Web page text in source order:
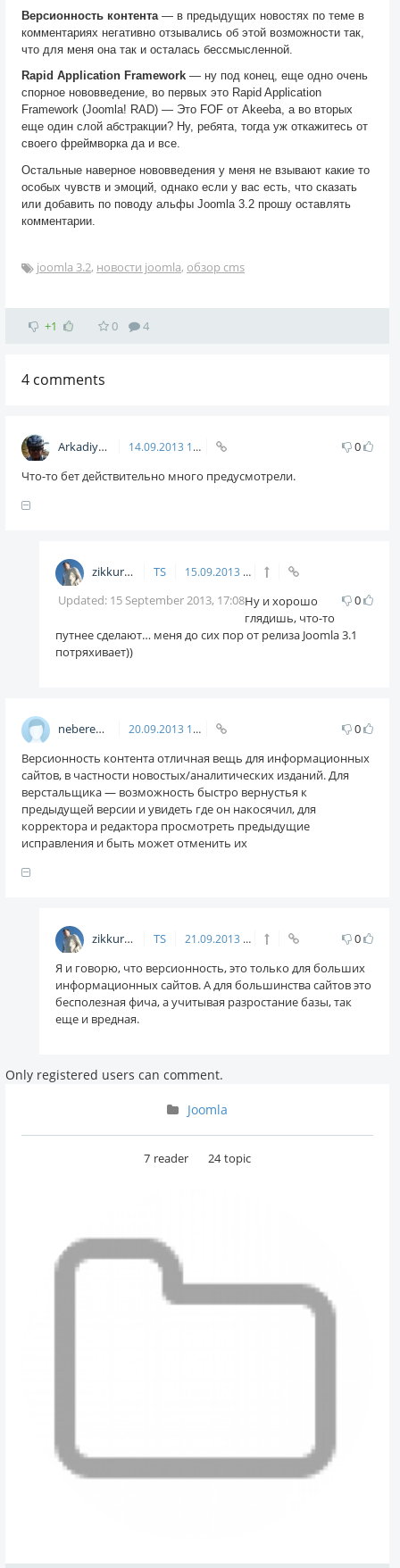
Версионность контента — в предыдущих новостях по теме в
комментариях негативно отзывались об этой возможности так,
что для меня она так и осталась бессмысленной.
Rapid Application Framework — ну под конец, еще одно очень
спорное нововведение, во первых это Rapid Application
Framework (Joomla! RAD) — Это FOF от Akeeba, а во вторых
еще один слой абстракции? Ну, ребята, тогда уж откажитесь от
своего фреймворка да и все.
Остальные наверное нововведения у меня не взывают какие то
особых чувств и эмоций, однако если у вас есть, что сказать
или добавить по поводу альфы Joomla 3.2 прошу оставлять
комментарии.
joomla 3.2, новости joomla, обзор cms
+1 0 4
4 comments
Arkadiy 14.09.2013 19:34
0
Что-то бет действительно много предусмотрели.
zikkuratvk TS 15.09.2013 17:08
Updated: 15 September 2013, 17:08 0
Ну и хорошо
глядишь, что-то
путнее сделают… меня до сих пор от релиза Joomla 3.1
потряхивает))
neberekutin 20.09.2013 13:53
0
Версионность контента отличная вещь для информационных
сайтов, в частности новостых/аналитических изданий. Для
верстальщика — возможность быстро вернустья к
предыдущей версии и увидеть где он накосячил, для
корректора и редактора просмотреть предыдущие
исправления и быть может отменить их
zikkuratvk TS 21.09.2013 09:51
0
Я и говорю, что версионность, это только для больших
информационных сайтов. А для большинства сайтов это
бесполезная фича, а учитывая разростание базы, так
еще и вредная.
Only registered users can comment.
Joomla
7 reader 24 topic